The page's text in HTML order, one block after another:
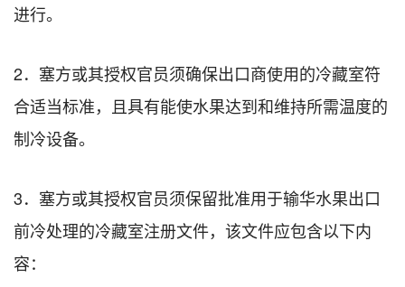
进行。
2．塞方或其授权官员须确保出口商使用的冷藏室符
合适当标准，且具有能使水果达到和维持所需温度的
制冷设备。
3．塞方或其授权官员须保留批准用于输华水果出口
前冷处理的冷藏室注册文件，该文件应包含以下内
容：